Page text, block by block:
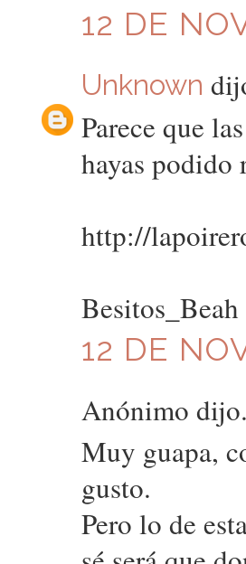
12 DE
Unknown
Parece que
hayas podido
http://
Besitos_Beah
12 DE
Anónimo
Muy guapa,
gusto.
Pero lo de